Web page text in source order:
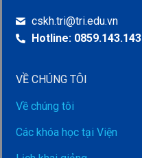
cskh.tri@tri.edu.vn
Hotline: 0859.143.143
VỀ CHÚNG TÔI
Về chúng tôi
Các khóa học tại Viện